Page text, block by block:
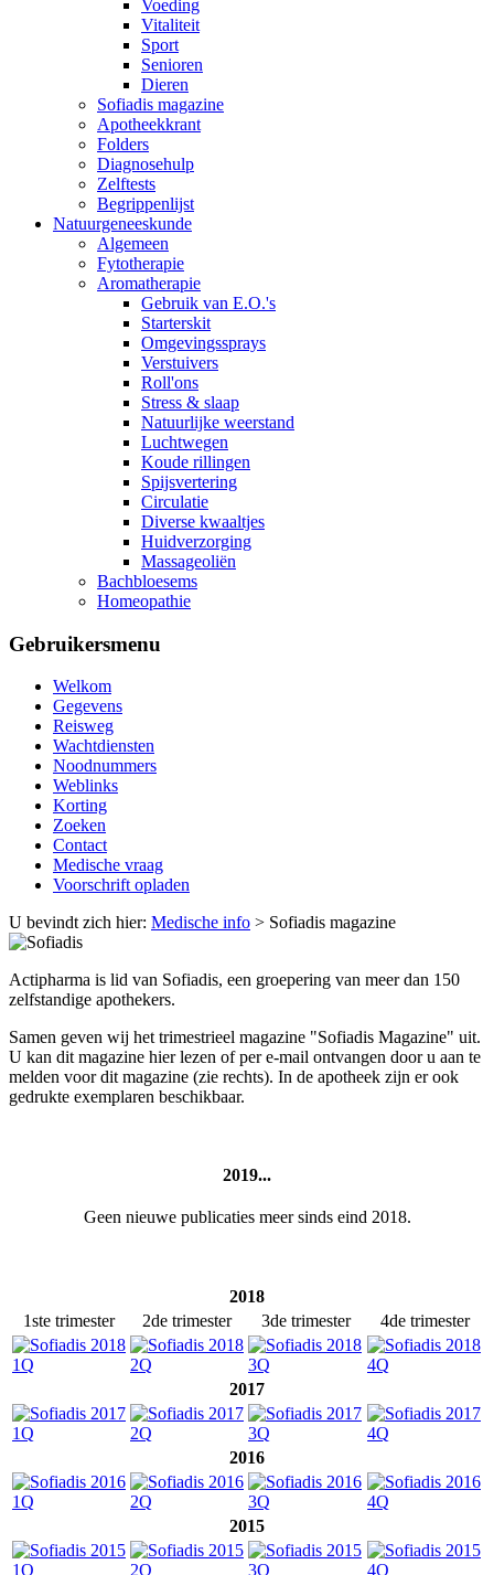
Voeding
Vitaliteit
Sport
Senioren
Dieren
Sofiadis magazine
Apotheekkrant
Folders
Diagnosehulp
Zelftests
Begrippenlijst
Natuurgeneeskunde
Algemeen
Fytotherapie
Aromatherapie
Gebruik van E.O.'s
Starterskit
Omgevingssprays
Verstuivers
Roll'ons
Stress & slaap
Natuurlijke weerstand
Luchtwegen
Koude rillingen
Spijsvertering
Circulatie
Diverse kwaaltjes
Huidverzorging
Massageoliën
Bachbloesems
Homeopathie
Gebruikersmenu
Welkom
Gegevens
Reisweg
Wachtdiensten
Noodnummers
Weblinks
Korting
Zoeken
Contact
Medische vraag
Voorschrift opladen
U bevindt zich hier: Medische info > Sofiadis magazine
Actipharma is lid van Sofiadis, een groepering van meer dan 150
zelfstandige apothekers.
Samen geven wij het trimestrieel magazine "Sofiadis Magazine" uit.
U kan dit magazine hier lezen of per e-mail ontvangen door u aan te
melden voor dit magazine (zie rechts). In de apotheek zijn er ook
gedrukte exemplaren beschikbaar.
2019...
Geen nieuwe publicaties meer sinds eind 2018.
2018
1ste trimester
2de trimester 3de trimester 4de trimester
2017
2016
2015